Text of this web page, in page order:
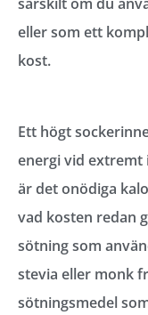
eller som ett
kost.
Ett högt
energi vid extremt
är det onödiga
vad kosten redan
sötning som
stevia eller monk
sötningsmedel